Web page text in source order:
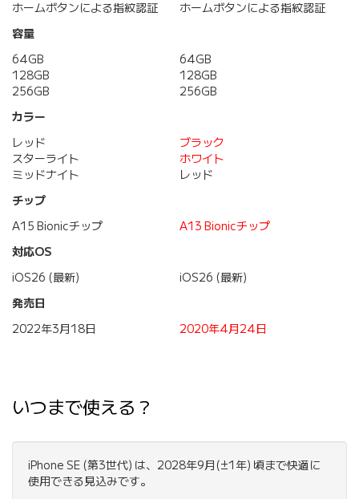
ホームボタンによる指紋認証
ホームボタンによる指紋認証
容量
64GB
128GB
256GB
64GB
128GB
256GB
カラー
レッド
スターライト
ミッドナイト
ブラック
ホワイト
レッド
チップ
A15 Bionicチップ
A13 Bionicチップ
対応OS
iOS26 (最新)
iOS26 (最新)
発売日
2022年3月18日
2020年4月24日
いつまで使える？
iPhone SE (第3世代) は、2028年9月(±1年) 頃まで快適に
使用できる見込みです。